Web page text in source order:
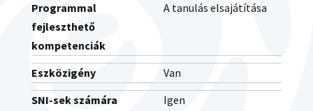
Programmal
fejleszthető
kompetenciák
A tanulás elsajátítása
Eszközigény
Van
SNI-sek számára
Igen